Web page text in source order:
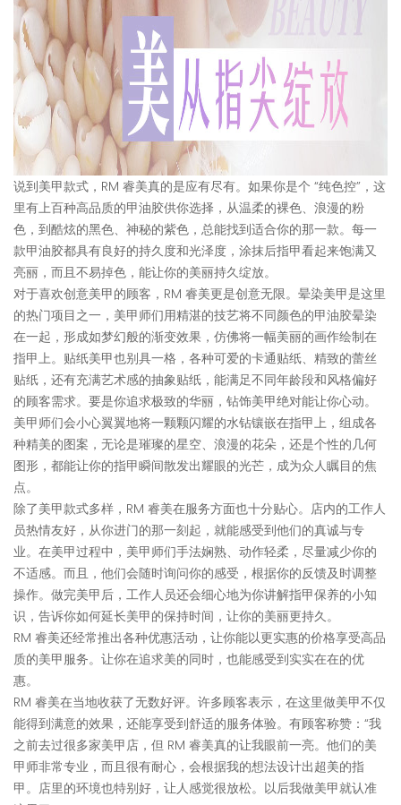
说到美甲款式，RM 睿美真的是应有尽有。如果你是个 “纯色控”，这
里有上百种高品质的甲油胶供你选择，从温柔的裸色、浪漫的粉
色，到酷炫的黑色、神秘的紫色，总能找到适合你的那一款。每一
款甲油胶都具有良好的持久度和光泽度，涂抹后指甲看起来饱满又
亮丽，而且不易掉色，能让你的美丽持久绽放。
对于喜欢创意美甲的顾客，RM 睿美更是创意无限。晕染美甲是这里
的热门项目之一，美甲师们用精湛的技艺将不同颜色的甲油胶晕染
在一起，形成如梦幻般的渐变效果，仿佛将一幅美丽的画作绘制在
指甲上。贴纸美甲也别具一格，各种可爱的卡通贴纸、精致的蕾丝
贴纸，还有充满艺术感的抽象贴纸，能满足不同年龄段和风格偏好
的顾客需求。要是你追求极致的华丽，钻饰美甲绝对能让你心动。
美甲师们会小心翼翼地将一颗颗闪耀的水钻镶嵌在指甲上，组成各
种精美的图案，无论是璀璨的星空、浪漫的花朵，还是个性的几何
图形，都能让你的指甲瞬间散发出耀眼的光芒，成为众人瞩目的焦
点。
除了美甲款式多样，RM 睿美在服务方面也十分贴心。店内的工作人
员热情友好，从你进门的那一刻起，就能感受到他们的真诚与专
业。在美甲过程中，美甲师们手法娴熟、动作轻柔，尽量减少你的
不适感。而且，他们会随时询问你的感受，根据你的反馈及时调整
操作。做完美甲后，工作人员还会细心地为你讲解指甲保养的小知
识，告诉你如何延长美甲的保持时间，让你的美丽更持久。
RM 睿美还经常推出各种优惠活动，让你能以更实惠的价格享受高品
质的美甲服务。让你在追求美的同时，也能感受到实实在在的优
惠。
RM 睿美在当地收获了无数好评。许多顾客表示，在这里做美甲不仅
能得到满意的效果，还能享受到舒适的服务体验。有顾客称赞：“我
之前去过很多家美甲店，但 RM 睿美真的让我眼前一亮。他们的美
甲师非常专业，而且很有耐心，会根据我的想法设计出超美的指
甲。店里的环境也特别好，让人感觉很放松。以后我做美甲就认准